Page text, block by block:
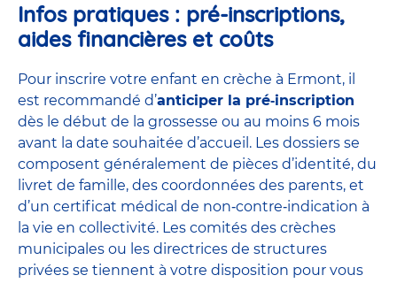
Infos pratiques : pré‑inscriptions,
aides financières et coûts
Pour inscrire votre enfant en crèche à Ermont, il
est recommandé d’anticiper la pré‑inscription
dès le début de la grossesse ou au moins 6 mois
avant la date souhaitée d’accueil. Les dossiers se
composent généralement de pièces d’identité, du
livret de famille, des coordonnées des parents, et
d’un certificat médical de non‑contre‑indication à
la vie en collectivité. Les comités des crèches
municipales ou les directrices de structures
privées se tiennent à votre disposition pour vous